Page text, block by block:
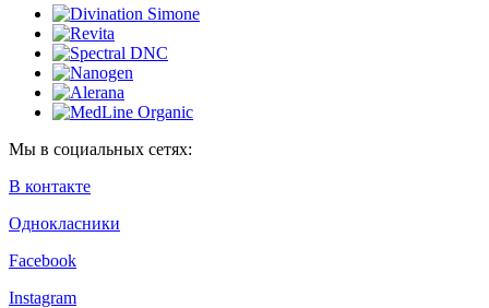
Мы в социальных сетях:
В контакте
Однокласники
Facebook
Instagram